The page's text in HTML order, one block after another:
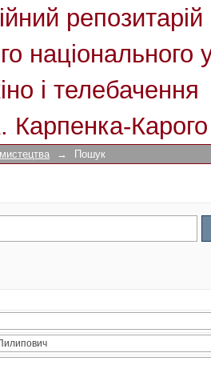
репозитарій
національного
і телебачення
Карпенка-Карого
→ Пошук